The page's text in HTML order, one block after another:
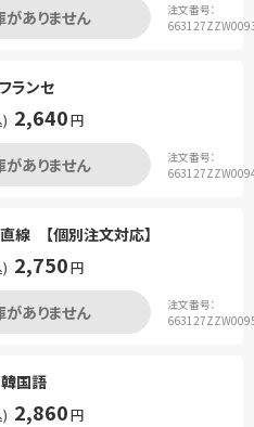
がありません
注文番号：
ランセ
2,640円
がありません
注文番号：
線 【個別注文対応】
2,750円
がありません
注文番号：
韓国語
2,860円